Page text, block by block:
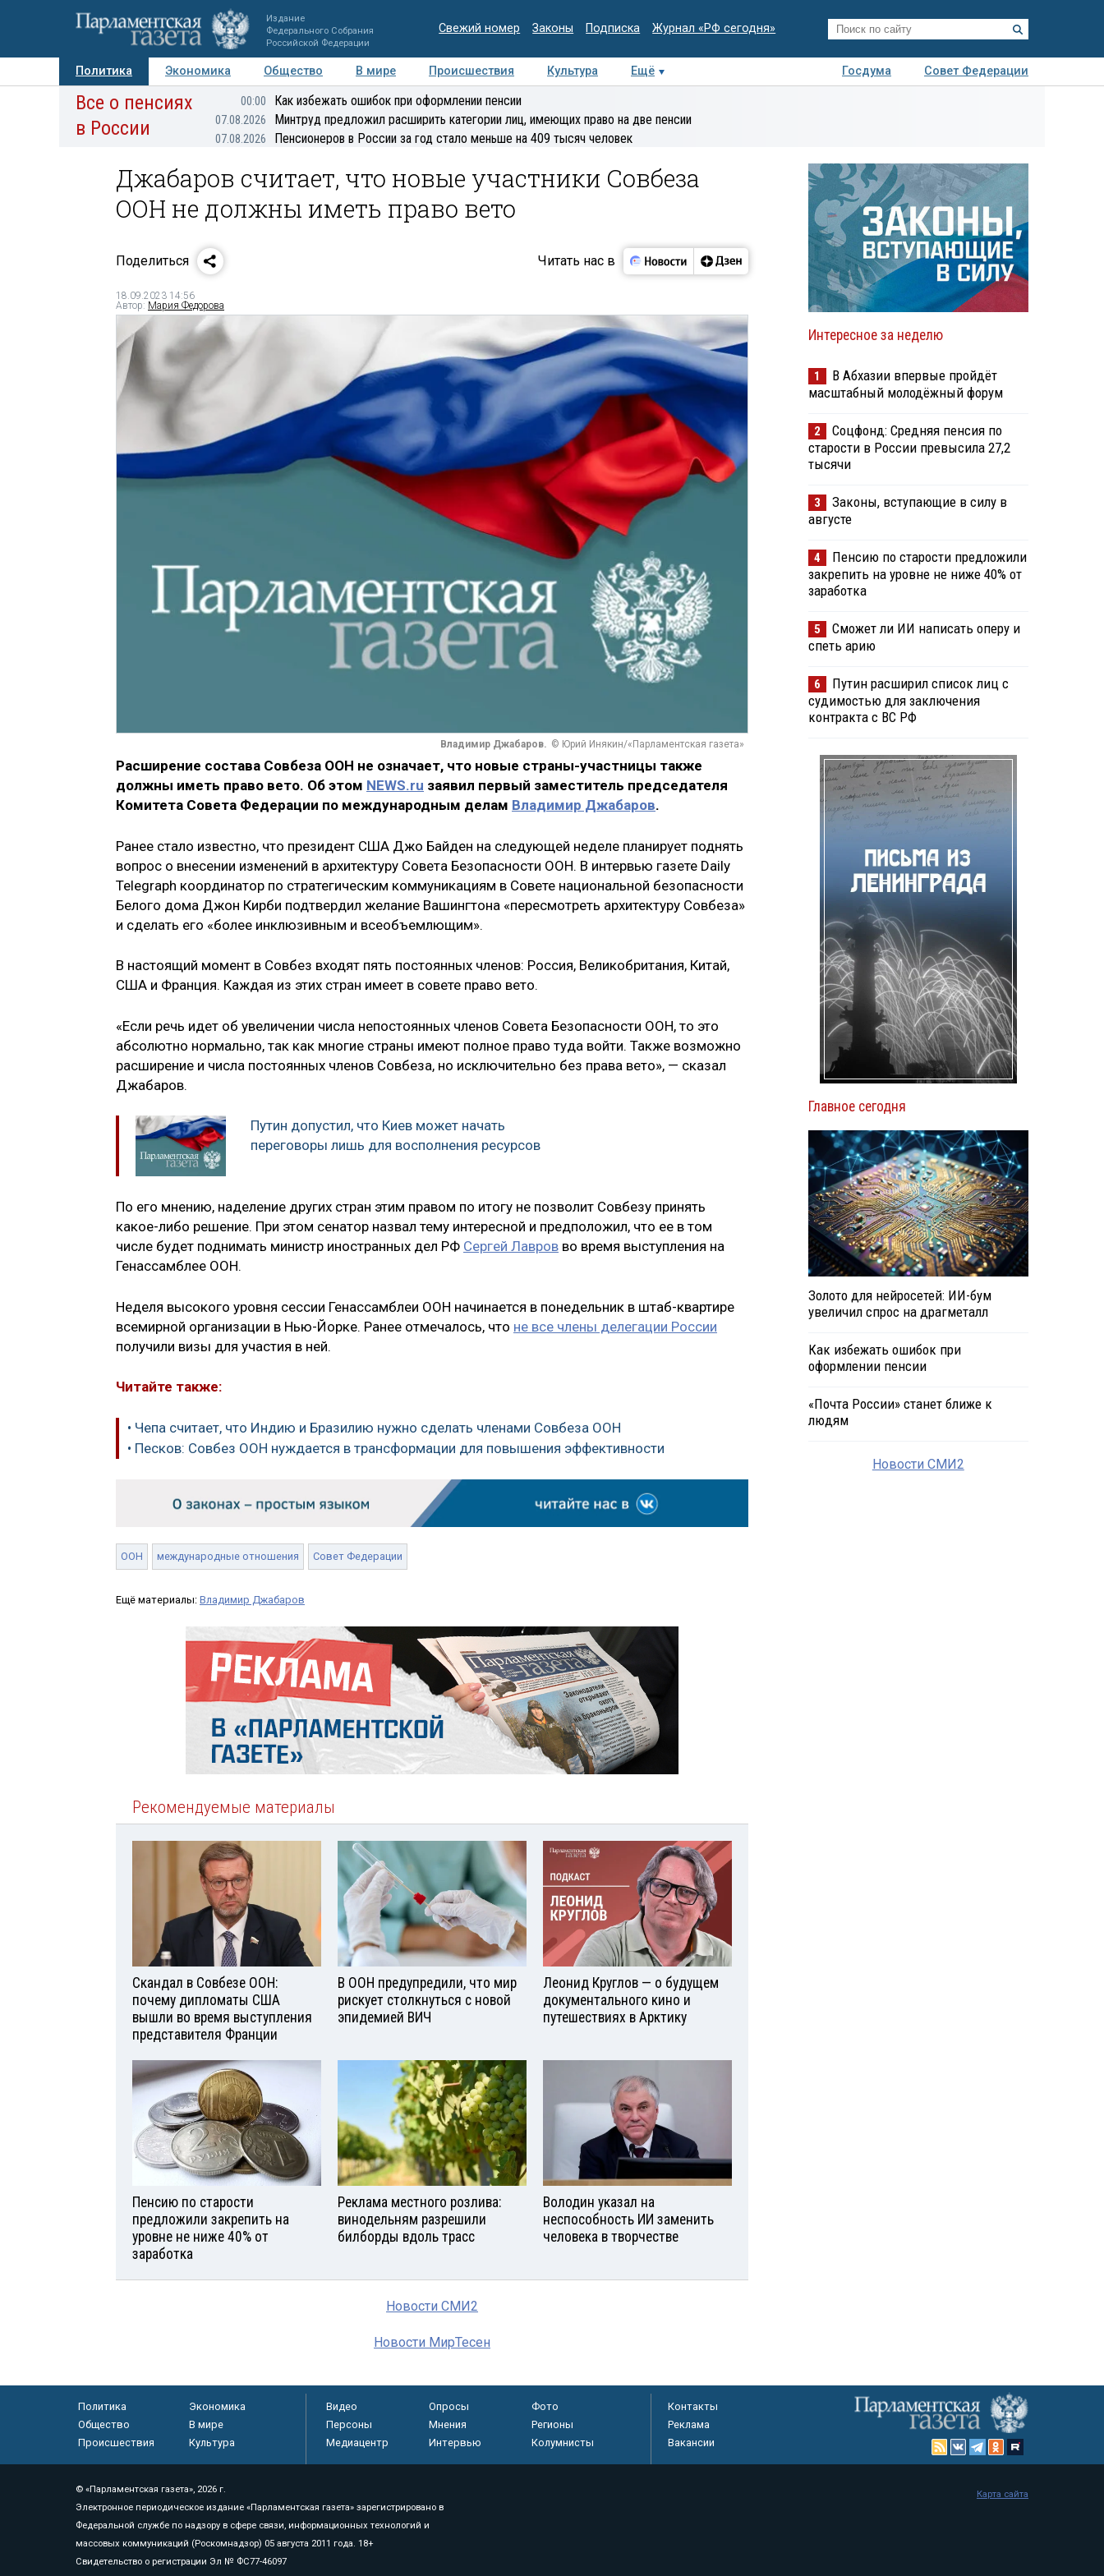
Издание
Федерального Собрания
Российской Федерации
Свежий номер Законы Подписка Журнал «РФ сегодня»
Политика Экономика Общество В мире Происшествия Культура Ещё Госдума
Совет Федерации
Авторы Персоны Мнения Регионы Медиацентр Интервью
Все о пенсиях
в России
00:00 Как избежать ошибок при оформлении пенсии
07.08.2026 Минтруд предложил расширить категории лиц, имеющих право на две пенсии
07.08.2026 Пенсионеров в России за год стало меньше на 409 тысяч человек
Джабаров считает, что новые участники Совбеза
ООН не должны иметь право вето
Поделиться Читать нас в
18.09.2023 14:56
Автор: Мария Федорова
Владимир Джабаров. © Юрий Инякин/«Парламентская газета»
Расширение состава Совбеза ООН не означает, что новые страны-участницы также
должны иметь право вето. Об этом NEWS.ru заявил первый заместитель председателя
Комитета Совета Федерации по международным делам Владимир Джабаров.
Ранее стало известно, что президент США Джо Байден на следующей неделе планирует поднять
вопрос о внесении изменений в архитектуру Совета Безопасности ООН. В интервью газете Daily
Telegraph координатор по стратегическим коммуникациям в Совете национальной безопасности
Белого дома Джон Кирби подтвердил желание Вашингтона «пересмотреть архитектуру Совбеза»
и сделать его «более инклюзивным и всеобъемлющим».
В настоящий момент в Совбез входят пять постоянных членов: Россия, Великобритания, Китай,
США и Франция. Каждая из этих стран имеет в совете право вето.
«Если речь идет об увеличении числа непостоянных членов Совета Безопасности ООН, то это
абсолютно нормально, так как многие страны имеют полное право туда войти. Также возможно
расширение и числа постоянных членов Совбеза, но исключительно без права вето», — сказал
Джабаров.
Путин допустил, что Киев может начать
переговоры лишь для восполнения ресурсов
По его мнению, наделение других стран этим правом по итогу не позволит Совбезу принять
какое-либо решение. При этом сенатор назвал тему интересной и предположил, что ее в том
числе будет поднимать министр иностранных дел РФ Сергей Лавров во время выступления на
Генассамблее ООН.
Неделя высокого уровня сессии Генассамблеи ООН начинается в понедельник в штаб-квартире
всемирной организации в Нью-Йорке. Ранее отмечалось, что не все члены делегации России
получили визы для участия в ней.
Читайте также:
• Чепа считает, что Индию и Бразилию нужно сделать членами Совбеза ООН
• Песков: Совбез ООН нуждается в трансформации для повышения эффективности
ООН международные отношения Совет Федерации
Ещё материалы: Владимир Джабаров
Рекомендуемые материалы
Скандал в Совбезе ООН:
почему дипломаты США
вышли во время выступления
представителя Франции
В ООН предупредили, что мир
рискует столкнуться с новой
эпидемией ВИЧ
Леонид Круглов — о будущем
документального кино и
путешествиях в Арктику
Пенсию по старости
предложили закрепить на
уровне не ниже 40% от
заработка
Реклама местного розлива:
винодельням разрешили
билборды вдоль трасс
Володин указал на
неспособность ИИ заменить
человека в творчестве
Новости СМИ2
Новости МирТесен
Интересное за неделю
1
В Абхазии впервые пройдёт
масштабный молодёжный форум
2
Соцфонд: Средняя пенсия по
старости в России превысила 27,2
тысячи
3
Законы, вступающие в силу в
августе
4
Пенсию по старости предложили
закрепить на уровне не ниже 40% от
заработка
5
Сможет ли ИИ написать оперу и
спеть арию
6
Путин расширил список лиц с
судимостью для заключения
контракта с ВС РФ
Главное сегодня
Золото для нейросетей: ИИ-бум
увеличил спрос на драгметалл
Как избежать ошибок при
оформлении пенсии
«Почта России» станет ближе к
людям
Новости СМИ2
Политика
Экономика
Общество
В мире
Происшествия
Культура
Видео Опросы
Фото
Персоны
Мнения
Регионы
Медиацентр
Интервью Колумнисты
Контакты
Реклама
Вакансии
© «Парламентская газета», 2026 г.
Электронное периодическое издание «Парламентская газета» зарегистрировано в
Федеральной службе по надзору в сфере связи, информационных технологий и
массовых коммуникаций (Роскомнадзор) 05 августа 2011 года. 18+
Свидетельство о регистрации Эл № ФС77-46097
Карта сайта